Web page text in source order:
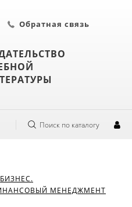
Обратная связь
Поиск по каталогу
БИЗНЕС.
МЕНЕДЖМЕНТ